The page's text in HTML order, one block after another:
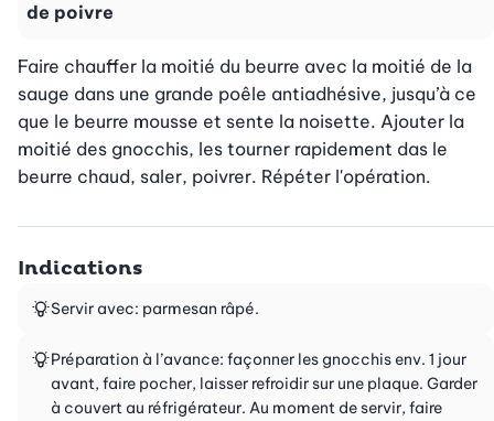
de poivre
Faire chauffer la moitié du beurre avec la moitié de la
sauge dans une grande poêle antiadhésive, jusqu’à ce
que le beurre mousse et sente la noisette. Ajouter la
moitié des gnocchis, les tourner rapidement das le
beurre chaud, saler, poivrer. Répéter l'opération.
Indications
Servir avec: parmesan râpé.
Préparation à l’avance: façonner les gnocchis env. 1 jour
avant, faire pocher, laisser refroidir sur une plaque. Garder
à couvert au réfrigérateur. Au moment de servir, faire